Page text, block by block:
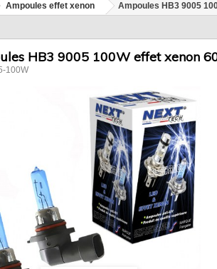
Ampoules effet xenon Ampoules HB3 9005
HB3 9005 100W effet xenon
100W